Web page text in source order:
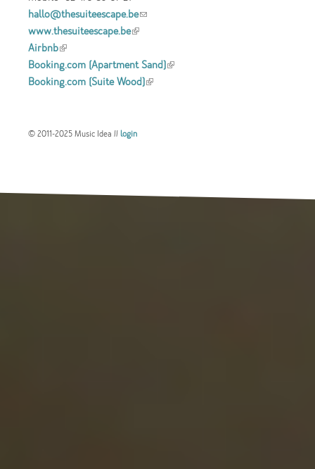
hallo@thesuiteescape.be(link sends e-mail)
www.thesuiteescape.be(link is external)
Airbnb(link is external)
Booking.com (Apartment Sand)(link is
Booking.com (Suite Wood)(link is external)
© 2011-2025 Music Idea //login